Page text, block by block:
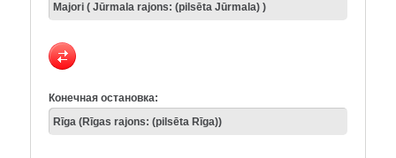
Конечная остановка: